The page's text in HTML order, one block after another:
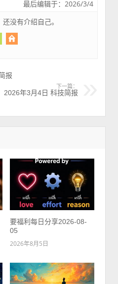
最后编辑于：2026/3/4
没有介绍自己。
报
下一篇：
2026年3月4日 科技简报
要福利每日分享2026-08-
05
2026年8月5日